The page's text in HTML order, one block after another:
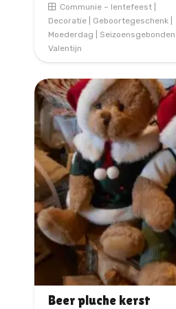
Communie – lentefeest|
Decoratie
Geboortegeschenk
Moederdag
Seizoensgebonden
Valentijn
Beer pluche kerst